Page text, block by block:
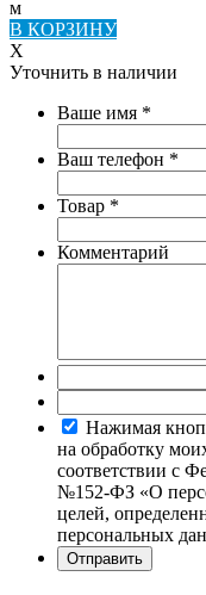
м
В КОРЗИНУ
X
Уточнить в наличии
Ваше имя *
Ваш телефон *
Товар *
Комментарий
Нажимая
на обработку
соответствии с
№152-ФЗ «О
целей,
персональных